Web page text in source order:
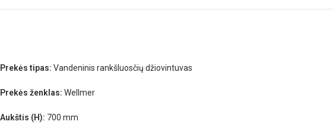
Prekės tipas: Vandeninis rankšluosčių džiovintuvas
Prekės ženklas: Wellmer
Aukštis (H): 700 mm